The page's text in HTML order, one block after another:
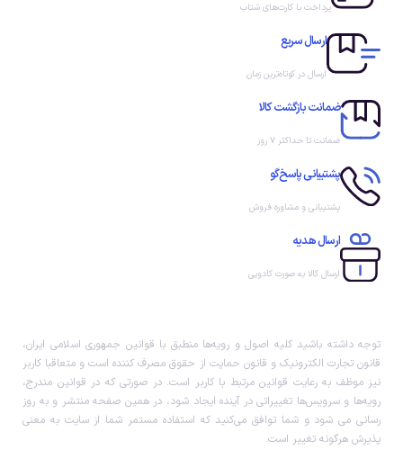
پرداخت با کارت‌های شتاب
ارسال سریع
ارسال در کوتاه‌ترین زمان
ضمانت بازگشت کالا
ضمانت تا حداکثر ۷ روز
پشتیبانی پاسخ‌گو
پشتیبانی و مشاوره فروش
ارسال هدیه
ارسال کالا به صورت کادویی
توجه داشته باشید کلیه اصول و رویه‏‌ها منطبق با قوانین جمهوری اسلامی ایران،
قانون تجارت الکترونیک و قانون حمایت از حقوق مصرف کننده است و متعاقبا کاربر
نیز موظف به رعایت قوانین مرتبط با کاربر است. در صورتی که در قوانین مندرج،
رویه‏‌ها و سرویس‏‌ها تغییراتی در آینده ایجاد شود، در همین صفحه منتشر و به روز
رسانی می شود و شما توافق می‏‌کنید که استفاده مستمر شما از سایت به معنی
پذیرش هرگونه تغییر است.